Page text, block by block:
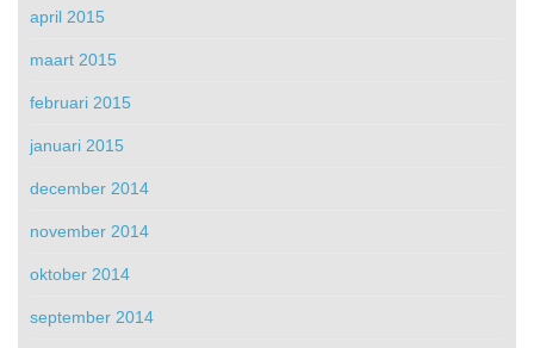
april 2015
maart 2015
februari 2015
januari 2015
december 2014
november 2014
oktober 2014
september 2014